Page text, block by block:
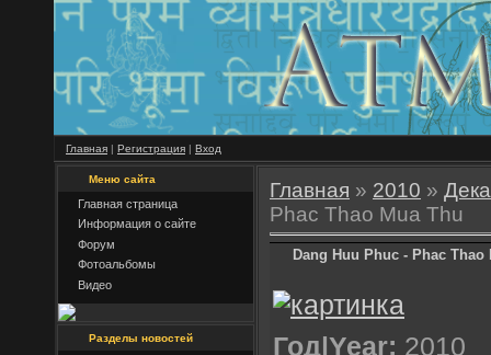
Главная | Регистрация | Вход
Меню сайта
Главная страница
Информация о сайте
Форум
Фотоальбомы
Видео
Разделы новостей
Главная » 2010 »
Phac Thao Mua Thu
Dang Huu Phuc - Phac Thao
Год|Year: 2010